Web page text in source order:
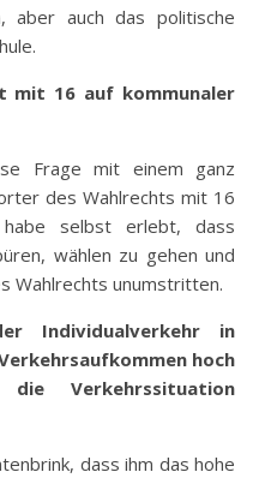
aber auch das politische
mit 16 auf kommunaler
Frage mit einem ganz
des Wahlrechts mit 16
selbst erlebt, dass
wählen zu gehen und
Wahlrechts unumstritten.
Individualverkehr in
hoch
Verkehrssituation
dass ihm das hohe